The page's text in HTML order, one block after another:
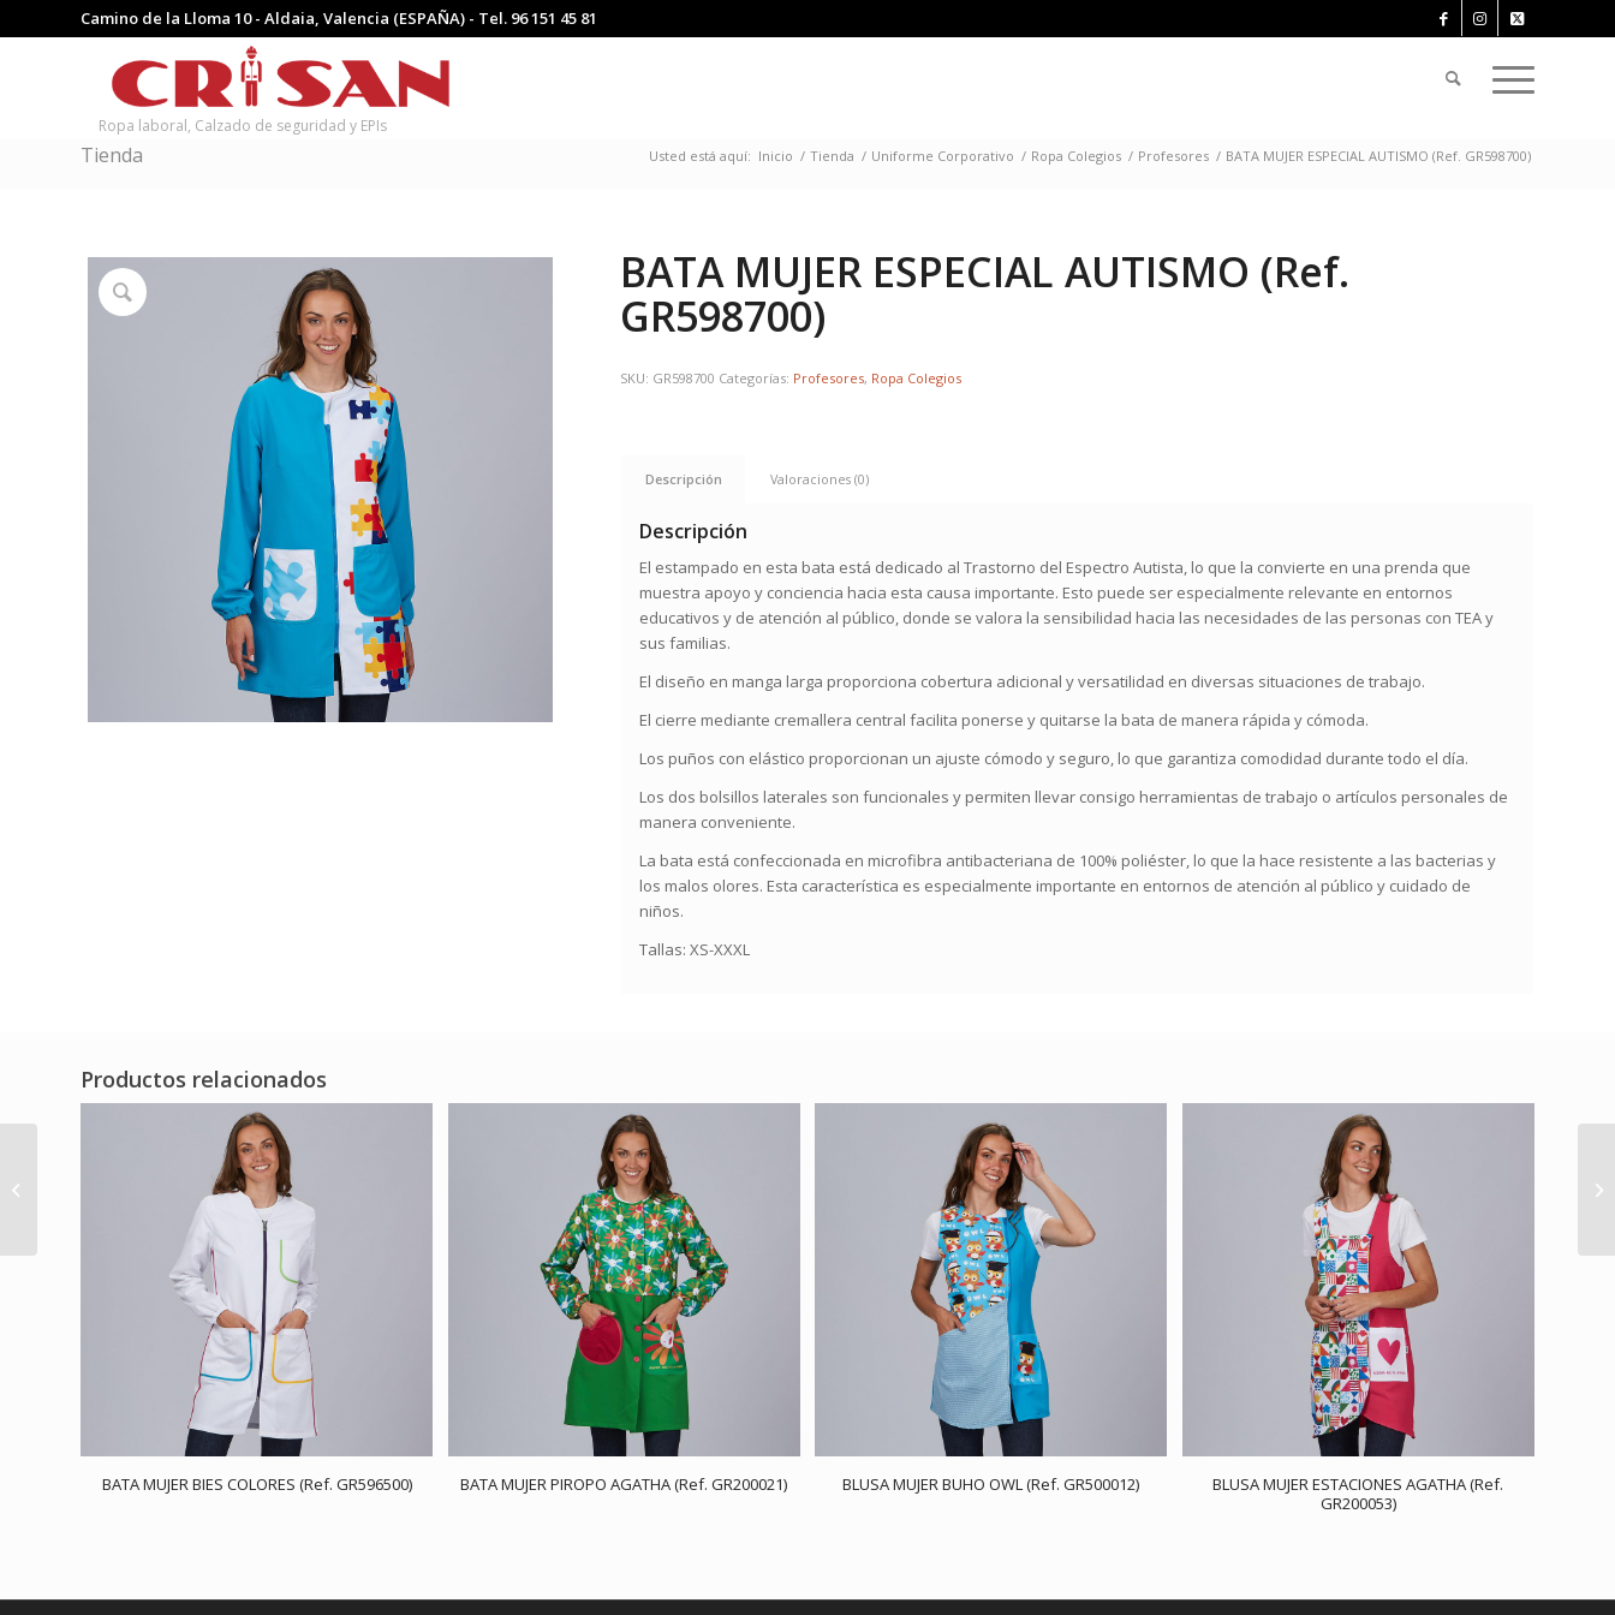
Camino de la Lloma 10 - Aldaia, Valencia (ESPAÑA) - Tel. 96 151 45 81
Ropa laboral, Calzado de seguridad y EPIs
Tienda Usted está aquí: Inicio / Tienda / Uniforme Corporativo / Ropa Colegios / Profesores / BATA MUJER ESPECIAL AUTISMO (Ref. GR598700)
BATA MUJER ESPECIAL AUTISMO (Ref.
GR598700)
SKU: GR598700 Categorías: Profesores, Ropa Colegios
Descripción Valoraciones (0)
Descripción
El estampado en esta bata está dedicado al Trastorno del Espectro Autista, lo que la convierte en una prenda que
muestra apoyo y conciencia hacia esta causa importante. Esto puede ser especialmente relevante en entornos
educativos y de atención al público, donde se valora la sensibilidad hacia las necesidades de las personas con TEA y
sus familias.
El diseño en manga larga proporciona cobertura adicional y versatilidad en diversas situaciones de trabajo.
El cierre mediante cremallera central facilita ponerse y quitarse la bata de manera rápida y cómoda.
Los puños con elástico proporcionan un ajuste cómodo y seguro, lo que garantiza comodidad durante todo el día.
Los dos bolsillos laterales son funcionales y permiten llevar consigo herramientas de trabajo o artículos personales de
manera conveniente.
La bata está confeccionada en microfibra antibacteriana de 100% poliéster, lo que la hace resistente a las bacterias y
los malos olores. Esta característica es especialmente importante en entornos de atención al público y cuidado de
niños.
Tallas: XS-XXXL
Productos relacionados
BATA MUJER BIES COLORES (Ref. GR596500) BATA MUJER PIROPO AGATHA (Ref. GR200021) BLUSA MUJER BUHO OWL (Ref. GR500012)
BLUSA MUJER ESTACIONES AGATHA (Ref.
GR200053)